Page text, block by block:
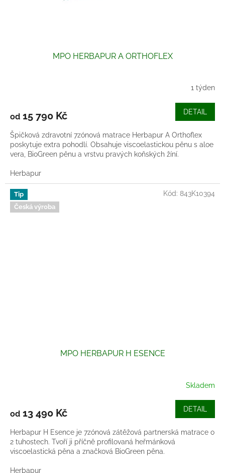
MPO HERBAPUR A ORTHOFLEX
1 týden
od 15 790 Kč DETAIL
Špičková zdravotní 7zónová matrace Herbapur A Orthoflex
poskytuje extra pohodlí. Obsahuje viscoelastickou pěnu s aloe
vera, BioGreen pěnu a vrstvu pravých koňských žíní.
Herbapur
Tip
Česká výroba
MPO HERBAPUR H ESENCE
Skladem
od 13 490 Kč DETAIL
Herbapur H Esence je 7zónová zátěžová partnerská matrace o
2 tuhostech. Tvoří ji příčně profilovaná heřmánková
viscoelastická pěna a značková BioGreen pěna.
Herbapur
Kód: 843K10394